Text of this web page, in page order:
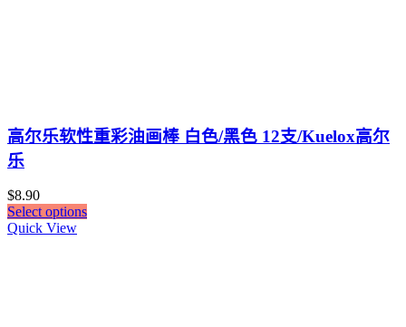
高尔乐软性重彩油画棒 白色/黑色 12支/Kuelox高尔
乐
$8.90
Select options
Quick View